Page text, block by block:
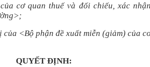
cơ quan thuế và đối chiếu, xác
>;
<Bộ phận đề xuất miễn (giảm) của
QUYẾT ĐỊNH: